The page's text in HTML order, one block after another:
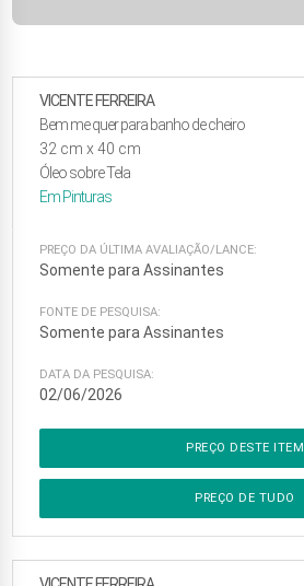
VICENTE FERREIRA
Bem me quer para banho de cheiro
32 cm x40 cm
Óleo sobre Tela
Em Pinturas
PREÇO DA ÚLTIMA AVALIAÇÃO/LANCE:
Somente para Assinantes
FONTE DE PESQUISA:
Somente para Assinantes
DATA DA PESQUISA:
02/06/2026
PREÇO DESTE ITEM
PREÇO DE TUDO